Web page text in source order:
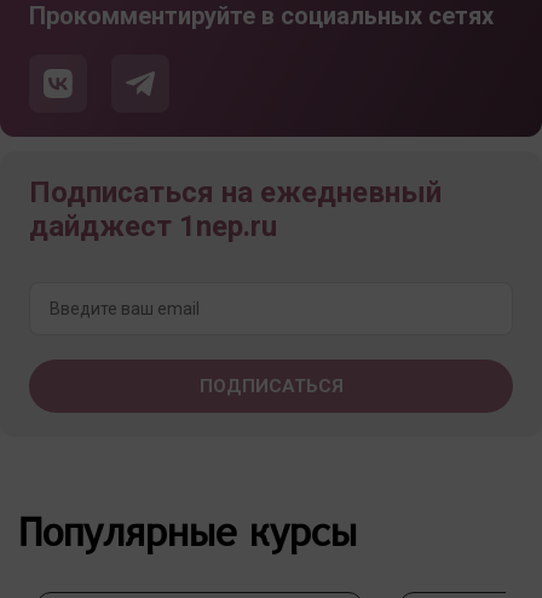
Прокомментируйте в социальных сетях
Подписаться на ежедневный
дайджест 1nep.ru
Популярные курсы